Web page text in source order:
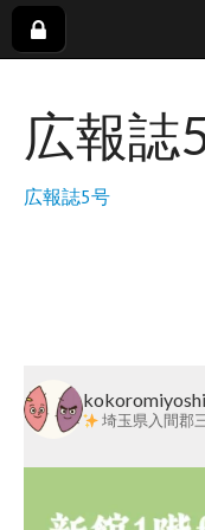
社
会
福
人
蓬
広報誌
広報誌5号
埼玉県入間郡